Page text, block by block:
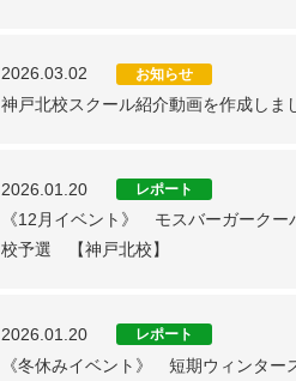
2026.03.02 お知らせ
神戸北校スクール紹介動画を作成しま
2026.01.20 レポート
《12月イベント》 モスバーガーク
校予選 【神戸北校】
2026.01.20 レポート
《冬休みイベント》 短期ウィンタ